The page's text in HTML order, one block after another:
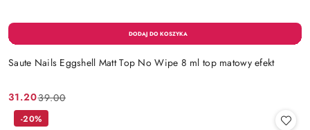
Saute Nails Eggshell Matt Top No Wipe 8 ml top matowy efekt
Cena
promocyjna:
31.20
Cena
przed
39.00
-20%